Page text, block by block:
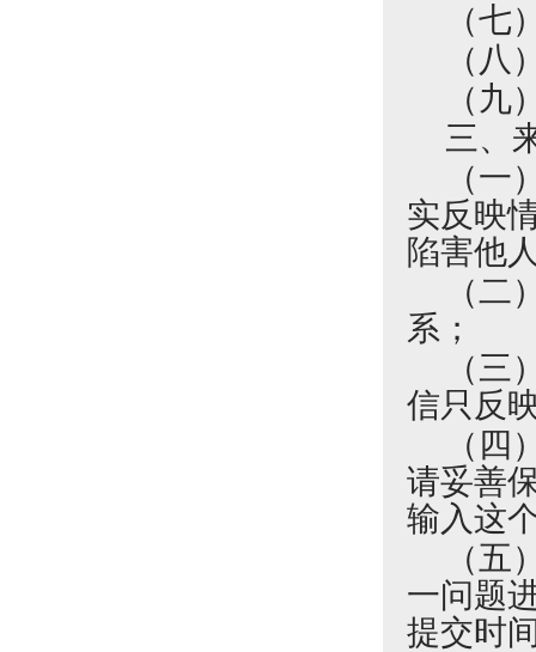
（
（
（九
三、
（
实反映
陷害他
（
系；
（
信只反
（
请妥善
输入这
（
一问题
提交时